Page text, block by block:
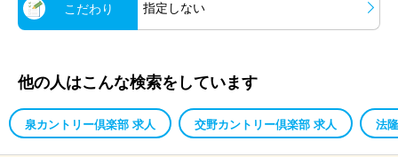
こだわり 指定しない
他の人はこんな検索をしています
泉カントリー倶楽部 求人 交野カントリー倶楽部 求人 法